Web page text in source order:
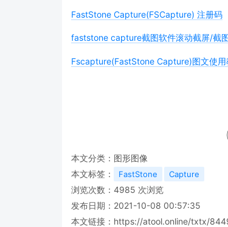
FastStone Capture(FSCapture) 注册码
faststone capture截图软件滚动截屏/截
Fscapture(FastStone Capture)图文使用
本文分类： 图形图像
本文标签：
FastStone Capture
浏览次数： 4985 次浏览
发布日期：2021-10-08 00:57:35
本文链接： https://atool.online/txtx/